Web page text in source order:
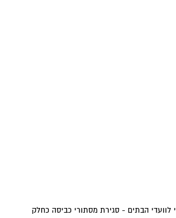
לוועדי הבתים - סגירת מסתורי כביסה כחלק